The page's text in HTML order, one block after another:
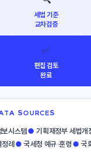
세법 기준
교차검증
✅
편집 검토
완료
SOURCES
시스템● 기획재정부 세법개
례 ● 국세청 예규·훈령● 국